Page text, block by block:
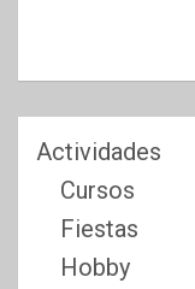
Actividades
Cursos
Fiestas
Hobby